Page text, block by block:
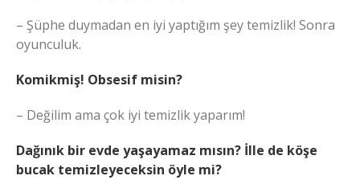
– Şüphe duymadan en iyi yaptığım şey temizlik! Sonra
oyunculuk.
Komikmiş! Obsesif misin?
– Değilim ama çok iyi temizlik yaparım!
Dağınık bir evde yaşayamaz mısın? İlle de köşe
bucak temizleyeceksin öyle mi?